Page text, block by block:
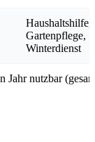
Haushaltshilfe,
Gartenpflege,
Winterdienst
Jahr nutzbar